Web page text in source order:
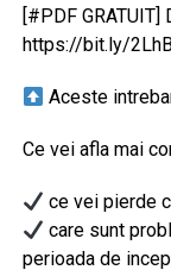
[#PDF GRATUIT]
https://bit.ly/
Aceste
Ce vei afla mai
ce vei pierde
care sunt
perioada de